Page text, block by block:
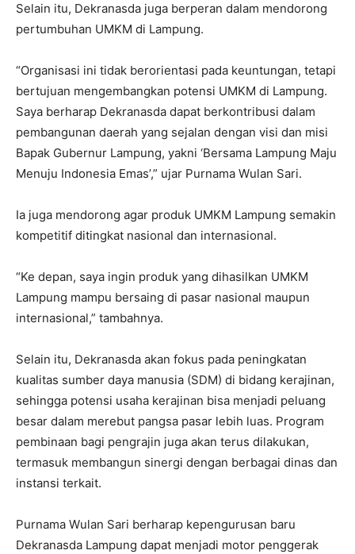
Selain itu, Dekranasda juga berperan dalam mendorong
pertumbuhan UMKM di Lampung.
“Organisasi ini tidak berorientasi pada keuntungan, tetapi
bertujuan mengembangkan potensi UMKM di Lampung.
Saya berharap Dekranasda dapat berkontribusi dalam
pembangunan daerah yang sejalan dengan visi dan misi
Bapak Gubernur Lampung, yakni ‘Bersama Lampung Maju
Menuju Indonesia Emas’,” ujar Purnama Wulan Sari.
Ia juga mendorong agar produk UMKM Lampung semakin
kompetitif ditingkat nasional dan internasional.
“Ke depan, saya ingin produk yang dihasilkan UMKM
Lampung mampu bersaing di pasar nasional maupun
internasional,” tambahnya.
Selain itu, Dekranasda akan fokus pada peningkatan
kualitas sumber daya manusia (SDM) di bidang kerajinan,
sehingga potensi usaha kerajinan bisa menjadi peluang
besar dalam merebut pangsa pasar lebih luas. Program
pembinaan bagi pengrajin juga akan terus dilakukan,
termasuk membangun sinergi dengan berbagai dinas dan
instansi terkait.
Purnama Wulan Sari berharap kepengurusan baru
Dekranasda Lampung dapat menjadi motor penggerak